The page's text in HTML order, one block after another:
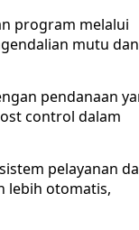
program melalui
mutu dan
pendanaan
control dalam
pelayanan
lebih otomatis,